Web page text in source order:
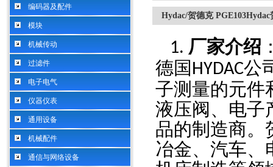
编码器及配件
模块
机械传动
过滤件
电子电气
仪器仪表
通用设备
机械配件
通信与网络设备
Hydac/贺德克
1. 厂家介绍
德国 HYDAC公
子测量的元件
液压阀、电子
品的制造商。
冶金、汽车、